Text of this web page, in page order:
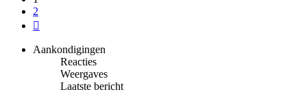
2
Aankondigingen
Reacties
Weergaves
Laatste bericht